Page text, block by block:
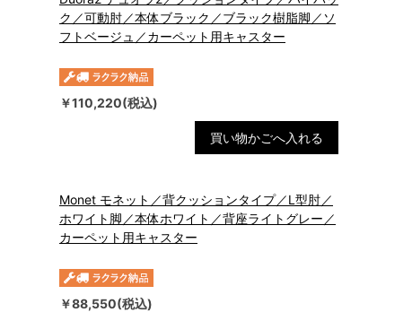
ク／可動肘／本体ブラック／ブラック樹脂脚／ソ
フトベージュ／カーペット用キャスター
￥110,220(税込)
買い物かごへ入れる
Monet モネット／背クッションタイプ／L型肘／
ホワイト脚／本体ホワイト／背座ライトグレー／
カーペット用キャスター
￥88,550(税込)